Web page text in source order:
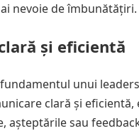
nevoie de îmbunătățiri.
și eficientă
unui
clară și eficientă,
așteptările sau